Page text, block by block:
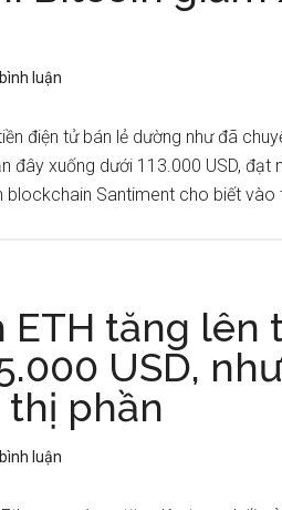
luận
điện tử bán lẻ dường như đã
đây xuống dưới 113.000 USD, đạt
Santiment cho biết vào
ETH tăng lên
USD,
phần
luận